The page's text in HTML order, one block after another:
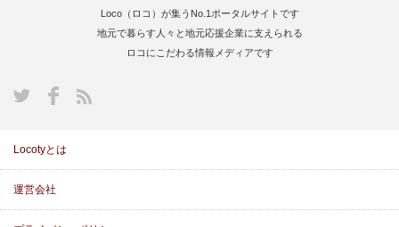
Loco（ロコ）が集うNo.1ポータルサイトです
地元で暮らす人々と地元応援企業に支えられる
ロコにこだわる情報メディアです
Locotyとは
運営会社